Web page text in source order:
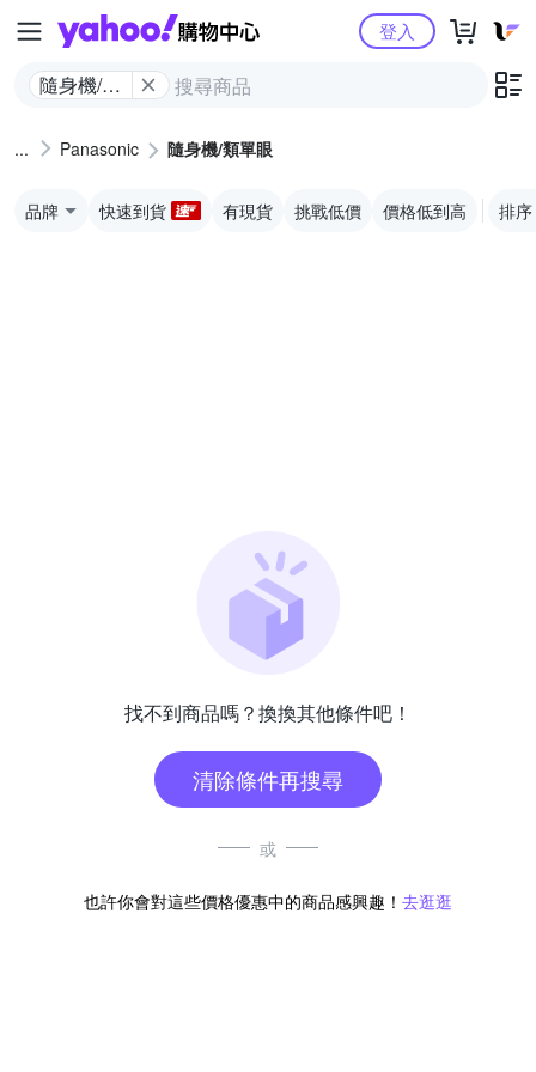
Yahoo購物中心
隨身機/類
登入
Panasonic 隨身機/類單眼
品牌 快速到貨 有現貨 挑戰低價 價格低到高 排序
找不到商品嗎？換換其他條件吧！
清除條件再搜尋
或
也許你會對這些價格優惠中的商品感興趣！ 去逛逛